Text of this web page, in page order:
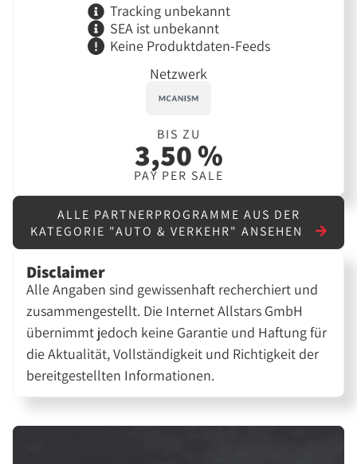
Tracking unbekannt
SEA ist unbekannt
Keine Produktdaten-Feeds
Netzwerk
BIS ZU
3,50 %
PAY PER SALE
ALLE PARTNERPROGRAMME AUS DER
KATEGORIE "AUTO & VERKEHR" ANSEHEN
Disclaimer
Alle Angaben sind gewissenhaft recherchiert und
zusammengestellt. Die Internet Allstars GmbH
übernimmt jedoch keine Garantie und Haftung für
die Aktualität, Vollständigkeit und Richtigkeit der
bereitgestellten Informationen.